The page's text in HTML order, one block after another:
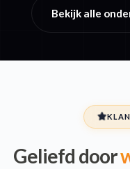
Bekijk alle
Geliefd door